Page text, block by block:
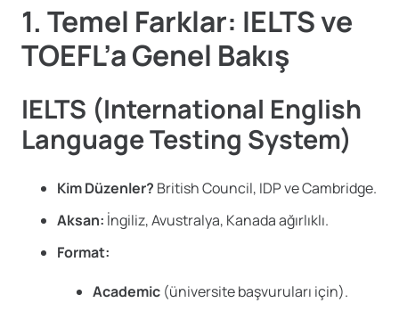
1. Temel Farklar: IELTS ve
TOEFL’a Genel Bakış
IELTS (International English
Language Testing System)
Kim Düzenler? British Council, IDP ve Cambridge.
Aksan: İngiliz, Avustralya, Kanada ağırlıklı.
Format:
Academic (üniversite başvuruları için).